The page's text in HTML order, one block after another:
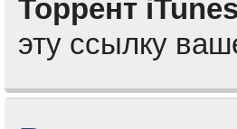
Торрент
эту ссылку